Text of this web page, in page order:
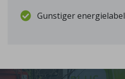
Gunstiger energielabel